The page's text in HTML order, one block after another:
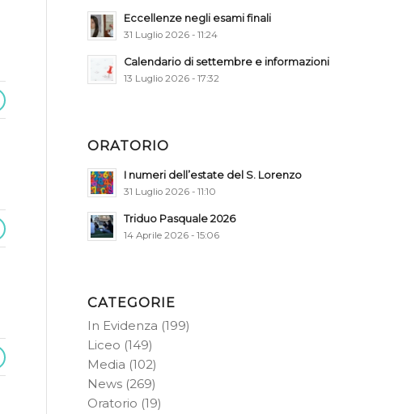
Eccellenze negli esami finali
31 Luglio 2026 - 11:24
Calendario di settembre e informazioni
13 Luglio 2026 - 17:32
ORATORIO
I numeri dell’estate del S. Lorenzo
31 Luglio 2026 - 11:10
Triduo Pasquale 2026
14 Aprile 2026 - 15:06
CATEGORIE
In Evidenza (199)
Liceo (149)
Media (102)
News (269)
Oratorio (19)